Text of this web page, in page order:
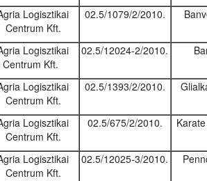
Logisztikai
Centrum Kft.
02.5/1079/2/2010.
Logisztikai
Centrum Kft.
02.5/12024-2/2010.
Logisztikai
Centrum Kft.
02.5/1393/2/2010.
Logisztikai
Centrum Kft.
02.5/675/2/2010.
Logisztikai
Centrum Kft.
02.5/12025-3/2010.